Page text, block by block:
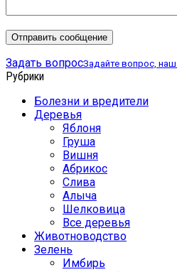
Задать вопросЗадайте вопрос,
Рубрики
Болезни и вредители
Деревья
Яблоня
Груша
Вишня
Абрикос
Слива
Алыча
Шелковица
Все деревья
Животноводство
Зелень
Имбирь